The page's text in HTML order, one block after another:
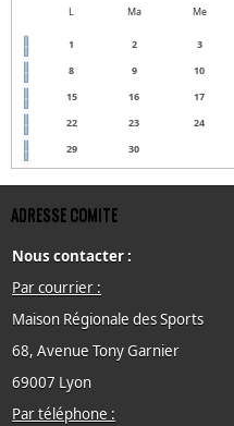
L Ma Me
1 2 3
8
9 10
15
16 17
22
23 24
29
30
ADRESSE COMITE
Nous contacter :
Par courrier :
Maison Régionale des Sports
68, Avenue Tony Garnier
69007 Lyon
Par téléphone :